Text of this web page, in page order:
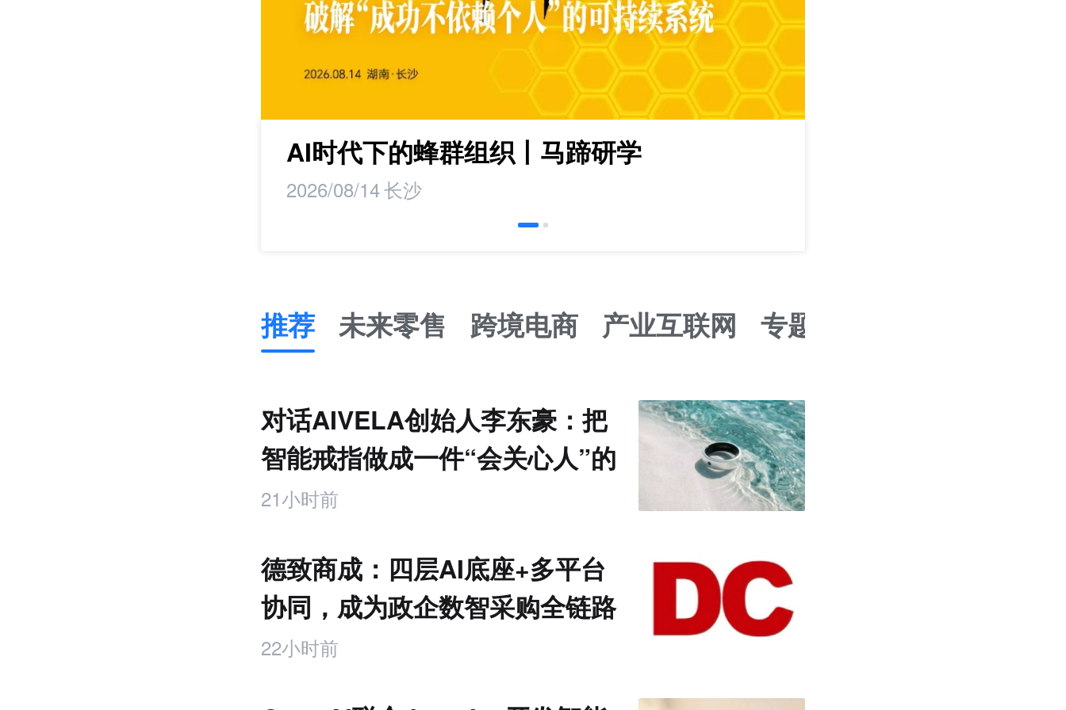
AI时代下的蜂群组织丨马蹄研学
2026/08/14长沙
推荐 未来零售 跨境电商 产业互联网 专题
未
来
零
售
跨
境
商
产
业
互
联
网
题
对话AIVELA创始人李东豪：把
智能戒指做成一件“会关心人”的
饰品
21小时前
德致商成：四层AI底座+多平台
协同，成为政企数智采购全链路
服务商
22小时前